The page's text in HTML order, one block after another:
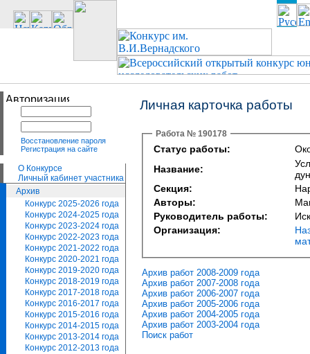
Восстановление пароля
Регистрация на сайте
О Конкурсе
Личный кабинет участника
Архив
Конкурс 2025-2026 года
Конкурс 2024-2025 года
Конкурс 2023-2024 года
Конкурс 2022-2023 года
Конкурс 2021-2022 года
Конкурс 2020-2021 года
Конкурс 2019-2020 года
Конкурс 2018-2019 года
Конкурс 2017-2018 года
Конкурс 2016-2017 года
Конкурс 2015-2016 года
Конкурс 2014-2015 года
Конкурс 2013-2014 года
Конкурс 2012-2013 года
Личная карточка работы
Работа № 190178
Статус работы:
Название:
Секция:
Авторы:
Руководитель работы:
Организация:
Архив работ 2008-2009 года
Архив работ 2007-2008 года
Архив работ 2006-2007 года
Архив работ 2005-2006 года
Архив работ 2004-2005 года
Архив работ 2003-2004 года
Поиск работ